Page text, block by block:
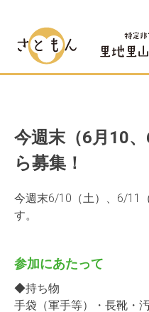
今週末（6月10
ら募集！
今週末6/10（土）、6/11
す。
参加にあたって
◆持ち物
手袋（軍手等）・長靴・